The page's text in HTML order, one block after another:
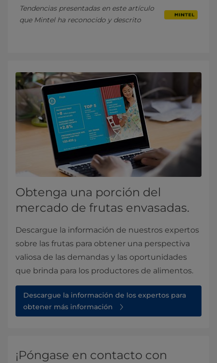
Tendencias presentadas en este artículo
que Mintel ha reconocido y descrito
Obtenga una porción del
mercado de frutas envasadas.
Descargue la información de nuestros expertos
sobre las frutas para obtener una perspectiva
valiosa de las demandas y las oportunidades
que brinda para los productores de alimentos.
Descargue la información de los expertos para
obtener más información
¡Póngase en contacto con